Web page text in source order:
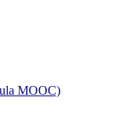
MOOC)